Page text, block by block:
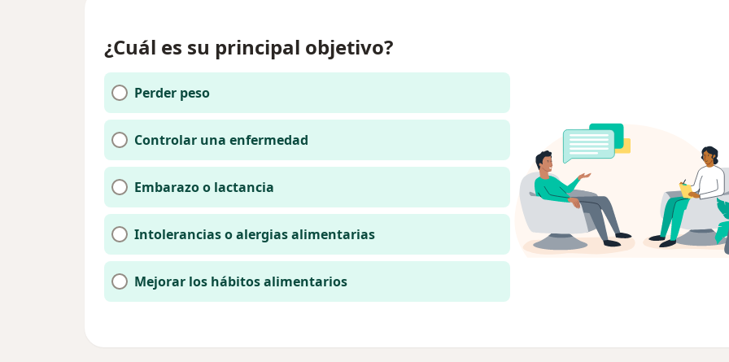
¿Cuál es su principal objetivo?
Perder peso
Controlar una enfermedad
Embarazo o lactancia
Intolerancias o alergias alimentarias
Mejorar los hábitos alimentarios